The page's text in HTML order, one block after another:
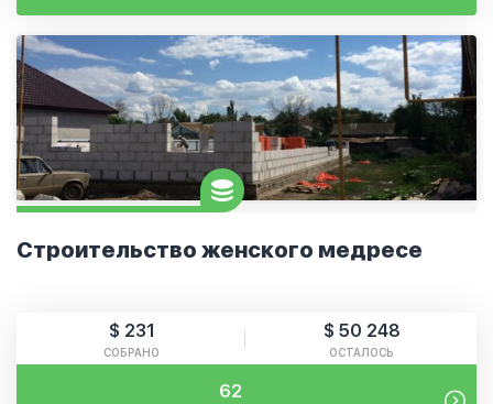
Строительство женского медресе
$ 231
СОБРАНО
$ 50 248
ОСТАЛОСЬ
62